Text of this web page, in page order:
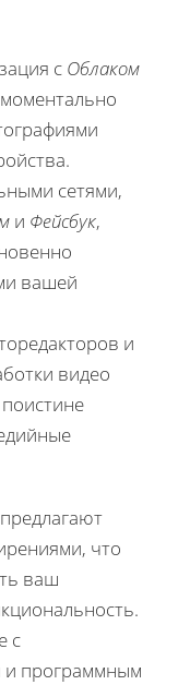
с Облаком
сетями,
и Фейсбук,
вашей
и
видео
что
ваш
с
и программным